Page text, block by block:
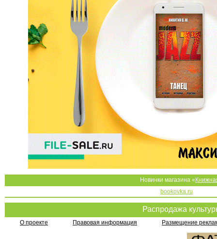
Новинки магазина «
bookovka.ru
Распродажа
О проекте Правовая информация Размещение